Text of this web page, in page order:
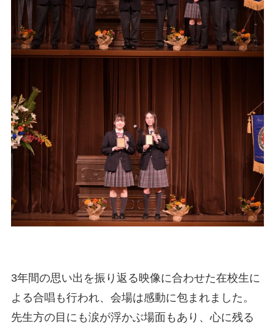
3年間の思い出を振り返る映像に合わせた在校生に
よる合唱も行われ、会場は感動に包まれました。
先生方の目にも涙が浮かぶ場面もあり、心に残る